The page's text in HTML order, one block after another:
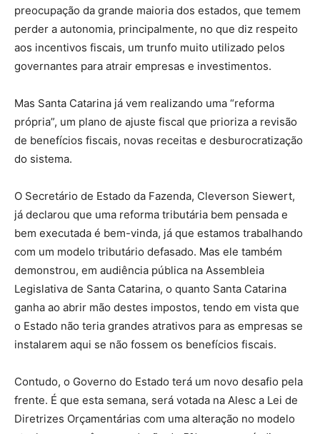
preocupação da grande maioria dos estados, que temem
perder a autonomia, principalmente, no que diz respeito
aos incentivos fiscais, um trunfo muito utilizado pelos
governantes para atrair empresas e investimentos.
Mas Santa Catarina já vem realizando uma “reforma
própria”, um plano de ajuste fiscal que prioriza a revisão
de benefícios fiscais, novas receitas e desburocratização
do sistema.
O Secretário de Estado da Fazenda, Cleverson Siewert,
já declarou que uma reforma tributária bem pensada e
bem executada é bem-vinda, já que estamos trabalhando
com um modelo tributário defasado. Mas ele também
demonstrou, em audiência pública na Assembleia
Legislativa de Santa Catarina, o quanto Santa Catarina
ganha ao abrir mão destes impostos, tendo em vista que
o Estado não teria grandes atrativos para as empresas se
instalarem aqui se não fossem os benefícios fiscais.
Contudo, o Governo do Estado terá um novo desafio pela
frente. É que esta semana, será votada na Alesc a Lei de
Diretrizes Orçamentárias com uma alteração no modelo